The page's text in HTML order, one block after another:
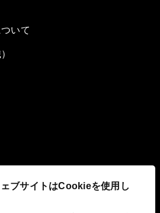
ブサイトはCookieを使用し
いて
り組み